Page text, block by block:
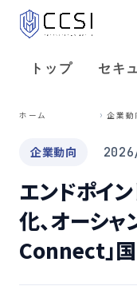
トップ セキ
ホーム 企業動
企業動向
エンドポイ
化、オーシャ
Connect」